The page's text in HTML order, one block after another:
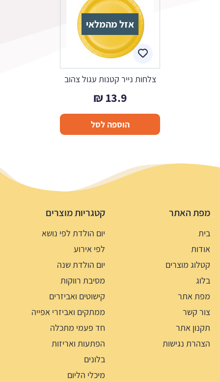
אזל מהמלאי
צלחות נייר קטנות עגול צהוב
13.9
₪
הוספה לסל
מפת האתר
בית
אודות
קטלוג מוצרים
בלוג
מפת אתר
צור קשר
תקנון אתר
הצהרת נגישות
קטגריות מוצרים
יום הולדת לפי נושא
לפי אירוע
יום הולדת שנה
מסיבת רווקות
קישוטים ואביזרים
ממתקים ואביזרי אפייה
חד פעמי מתכלה
הפתעות ואריזות
בלונים
מיכלי הליום